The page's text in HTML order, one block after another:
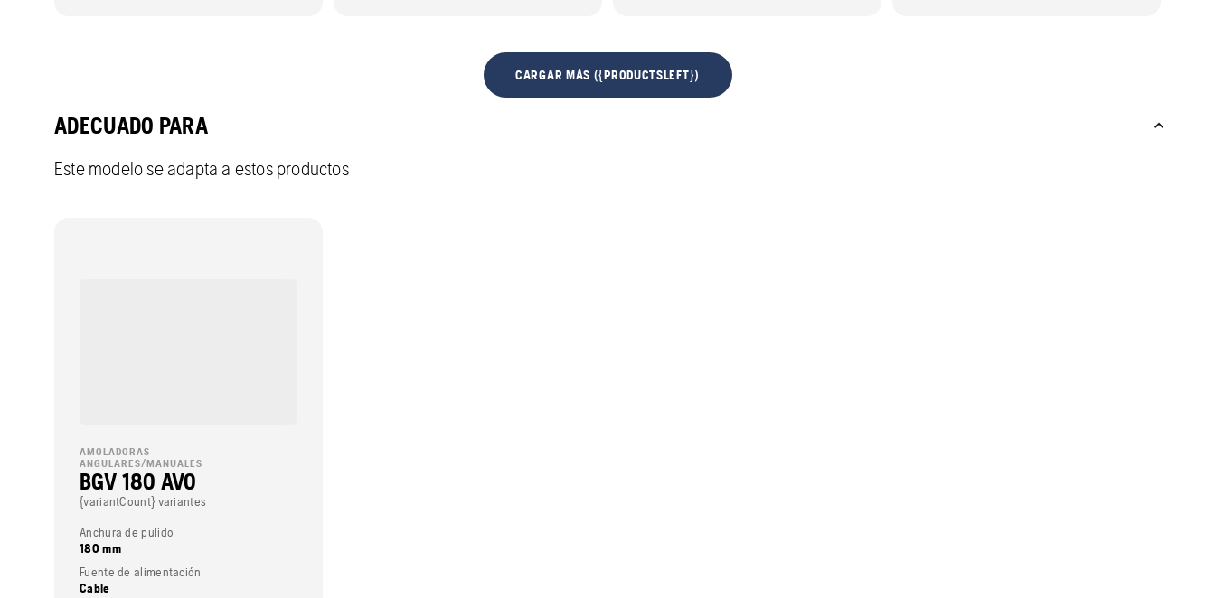
CARGAR MÁS ({PRODUCTSLEFT})
ADECUADO PARA
Este modelo se adapta a estos productos
AMOLADORAS
ANGULARES/MANUALES
BGV 180 AVO
{variantCount} variantes
Anchura de pulido
180 mm
Fuente de alimentación
Cable